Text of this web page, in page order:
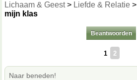
Lichaam & Geest> Liefde & Relatie >
mijn klas
Beantwoorden
1 2
Naar beneden!